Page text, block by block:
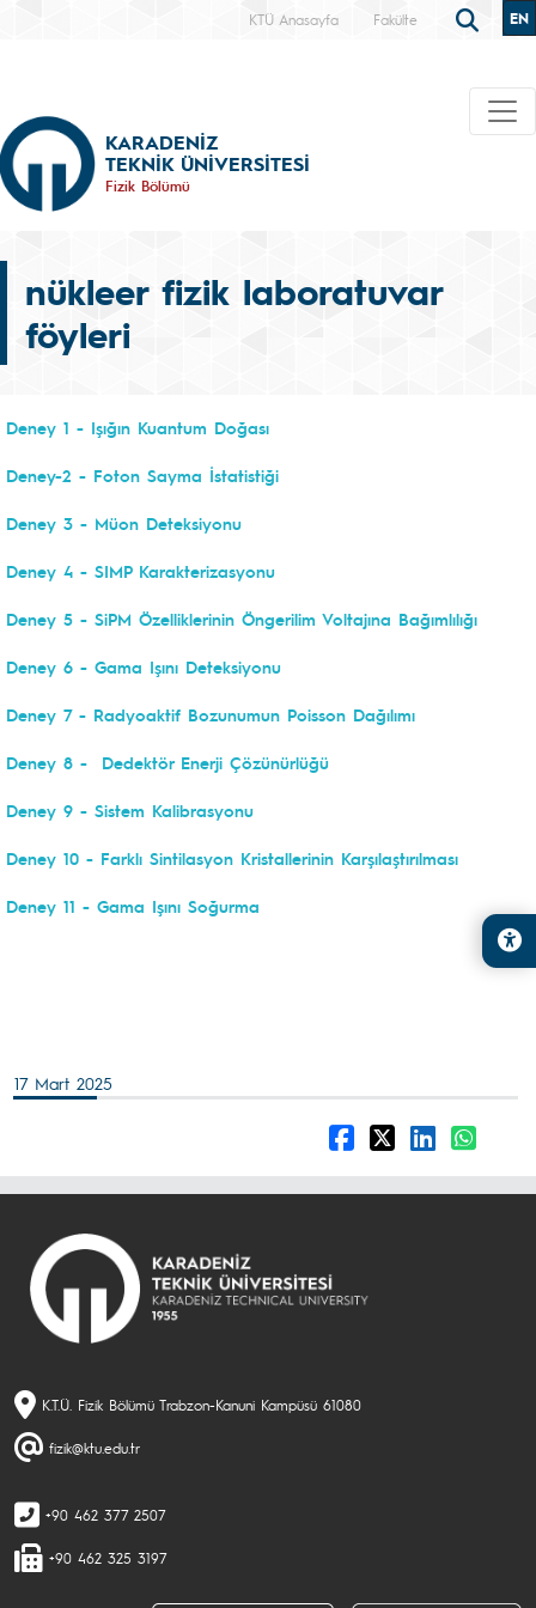
KTÜ Anasayfa Fakülte EN
KARADENİZ
TEKNİK ÜNİVERSİTESİ
Fizik Bölümü
nükleer fizik laboratuvar
föyleri
Deney 1 - Işığın Kuantum Doğası
Deney-2 - Foton Sayma İstatistiği
Deney 3 - Müon Deteksiyonu
Deney 4 - SIMP Karakterizasyonu
Deney 5 - SiPM Özelliklerinin Öngerilim Voltajına Bağımlılığı
Deney 6 - Gama Işını Deteksiyonu
Deney 7 - Radyoaktif Bozunumun Poisson Dağılımı
Deney 8 - Dedektör Enerji Çözünürlüğü
Deney 9 - Sistem Kalibrasyonu
Deney 10 - Farklı Sintilasyon Kristallerinin Karşılaştırılması
Deney 11 - Gama Işını Soğurma
17 Mart 2025
K.T.Ü. Fizik Bölümü Trabzon-Kanuni Kampüsü 61080
fizik@ktu.edu.tr
+90 462 377 2507
+90 462 325 3197